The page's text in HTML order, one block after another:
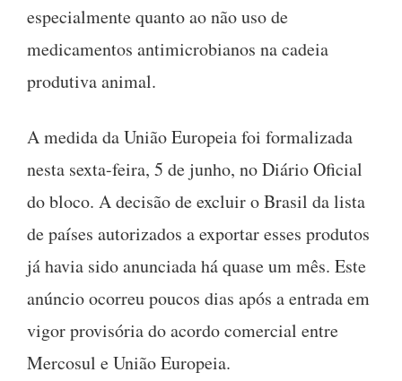
especialmente quanto ao não uso de
medicamentos antimicrobianos na cadeia
produtiva animal.
A medida da União Europeia foi formalizada
nesta sexta-feira, 5 de junho, no Diário Oficial
do bloco. A decisão de excluir o Brasil da lista
de países autorizados a exportar esses produtos
já havia sido anunciada há quase um mês. Este
anúncio ocorreu poucos dias após a entrada em
vigor provisória do acordo comercial entre
Mercosul e União Europeia.